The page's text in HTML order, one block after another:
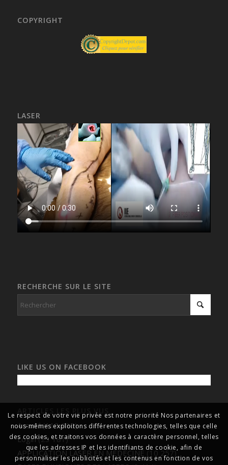
COPYRIGHT
LASER
RECHERCHE SUR LE SITE
LIKE US ON FACEBOOK
ARTICLES LES PLUS VUS
Accueil (113 080)
Login (23 181)
APPLICATION LASER EN MEDECINE (10 257)
Le respect de votre vie privée est notre priorité Nos partenaires et
nous-mêmes exploitons différentes technologies, telles que celle
des cookies, et traitons vos données à caractère personnel, telles
que les adresses IP et les identifiants de cookie, afin de
personnaliser les publicités et les contenus en fonction de vos